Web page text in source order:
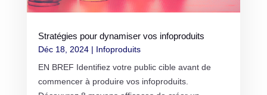
Stratégies pour dynamiser vos infoproduits
Déc 18, 2024| Infoproduits
EN BREF Identifiez votre public cible avant de
commencer à produire vos infoproduits.